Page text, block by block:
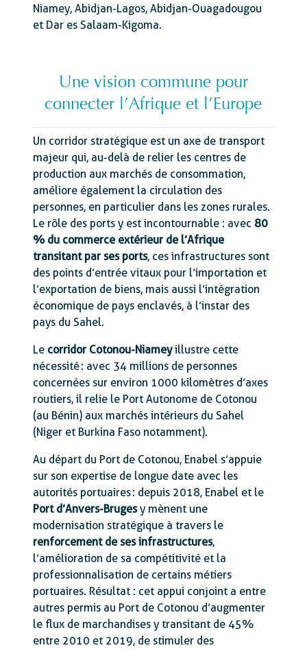
Niamey, Abidjan-Lagos, Abidjan-Ouagadougou
et Dar es Salaam-Kigoma.
Une vision commune pour
connecter l’Afrique et l’Europe
Un corridor stratégique est un axe de transport
majeur qui, au-delà de relier les centres de
production aux marchés de consommation,
améliore également la circulation des
personnes, en particulier dans les zones rurales.
Le rôle des ports y est incontournable : avec 80
% du commerce extérieur de l’Afrique
transitant par ses ports, ces infrastructures sont
des points d’entrée vitaux pour l’importation et
l’exportation de biens, mais aussi l’intégration
économique de pays enclavés, à l’instar des
pays du Sahel.
Le corridor Cotonou-Niameyillustre cette
nécessité : avec 34 millions de personnes
concernées sur environ 1000 kilomètres d’axes
routiers, il relie le Port Autonome de Cotonou
(au Bénin) aux marchés intérieurs du Sahel
(Niger et Burkina Faso notamment).
Au départ du Port de Cotonou, Enabel s’appuie
sur son expertise de longue date avec les
autorités portuaires : depuis 2018, Enabel et le
Port d’Anvers-Brugesy mènent une
modernisation stratégique à travers le
renforcement de ses infrastructures,
l’amélioration de sa compétitivité et la
professionnalisation de certains métiers
portuaires. Résultat : cet appui conjoint a entre
autres permis au Port de Cotonou d’augmenter
le flux de marchandises y transitant de 45%
entre 2010 et 2019, de stimuler des